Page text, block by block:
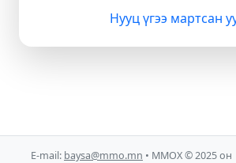
Нууц үгээ мартсан
E-mail: baysa@mmo.mn • ММОХ © 2025 он